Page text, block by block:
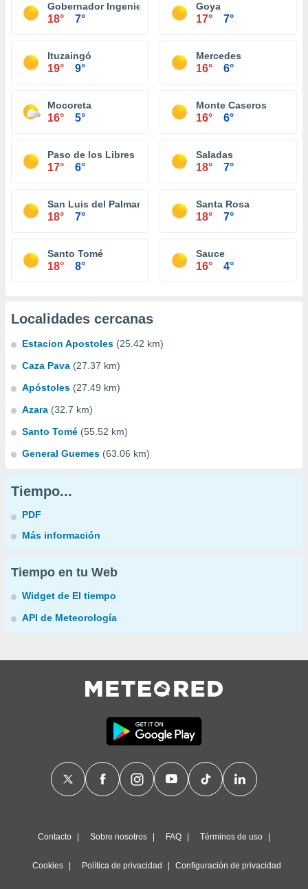
Gobernador Ingeniero Valentin Virasoro
18° 7°
Goya
17° 7°
Ituzaingó
19° 9°
Mercedes
16° 6°
Mocoreta
16° 5°
Monte Caseros
16° 6°
Paso de los Libres
17° 6°
Saladas
18° 7°
San Luis del Palmar
18° 7°
Santa Rosa
18° 7°
Santo Tomé
18° 8°
Sauce
16° 4°
Localidades cercanas
Estacion Apostoles (25.42 km)
Caza Pava (27.37 km)
Apóstoles (27.49 km)
Azara (32.7 km)
Santo Tomé (55.52 km)
General Guemes (63.06 km)
Tiempo...
PDF
Más información
Tiempo en tu Web
Widget de El tiempo
API de Meteorología
Contacto Sobre nosotros FAQ Términos de uso
Cookies Política de privacidad Configuración de privacidad